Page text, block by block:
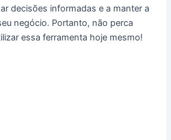
decisões informadas e a manter a
negócio. Portanto, não perca
essa ferramenta hoje mesmo!